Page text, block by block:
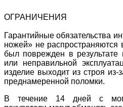
ОГРАНИЧЕНИЯ
Гарантийные обязательства
ножей» не распространяются
был поврежден в результате
или неправильной
изделие выходит из строя из-
преднамеренной поломки.
В течение 14 дней с